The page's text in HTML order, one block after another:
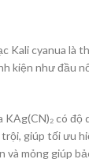
Kali cyanua là
kiện như đầu
có độ
giúp tối ưu
mỏng giúp